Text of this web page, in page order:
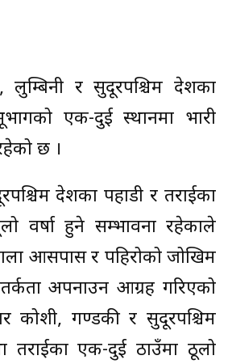
र सुदूरपश्चिम प्रदेशका
एक-दुई स्थानमा भारी
छ ।
प्रदेशका पहाडी र तराईका
वर्षा हुने सम्भावना रहेकाले
आसपास र पहिरोको जोखिम
अपनाउन आग्रह गरिएको
कोशी, गण्डकी र सुदूरपश्चिम
तराईका एक-दुई ठाउँमा ठूलो